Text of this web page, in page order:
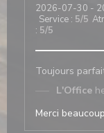
2026-07-30 -
Service : 5/5
: 5/5
Toujours
L'Office
Merci